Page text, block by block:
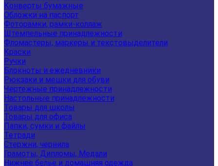
Конверты бумажные
Обложки на паспорт
Фоторамки, рамки-коллаж
Штемпельные принадлежности
Фломастеры, маркеры и текстовыделители
Краски
Ручки
Блокноты и ежедневники
Рюкзаки и мешки для обуви
Чертежные принадлежности
Настольные принадлежности
Товары для школы
Товары для офиса
Папки, сумки и файлы
Тетради
Стержни, чернила
Грамоты, Дипломы, Медали
Нижнее белье и домашняя одежда